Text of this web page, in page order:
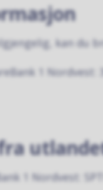
kan du
1 Nordvest:
1 Nordvest: